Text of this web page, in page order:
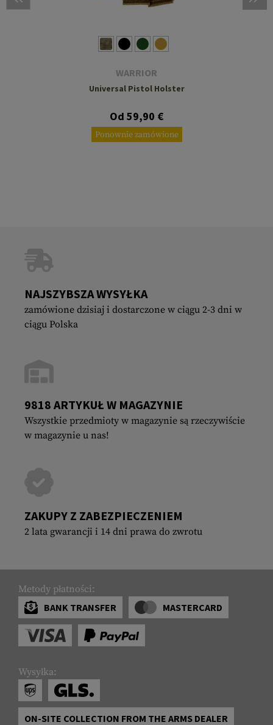
WARRIOR
Universal Pistol Holster
Od 59,90 €
Ponownie zamówione
NAJSZYBSZA WYSYŁKA
zamówione dzisiaj i dostarczone w ciągu 2-3 dni w
ciągu Polska
9818 ARTYKUŁ W MAGAZYNIE
Wszystkie przedmioty w magazynie są rzeczywiście
w magazynie u nas!
ZAKUPY Z ZABEZPIECZENIEM
2 lata gwarancji i 14 dni prawa do zwrotu
Metody płatności:
BANK TRANSFER
MASTERCARD
Wysyłka:
ON-SITE COLLECTION FROM THE ARMS DEALER